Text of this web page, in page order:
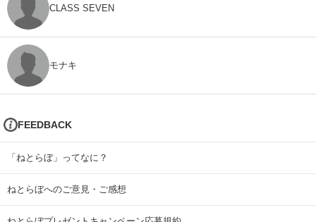
CLASS SEVEN
モナキ
FEEDBACK
「ねとらぼ」ってなに？
ねとらぼへのご意見・ご感想